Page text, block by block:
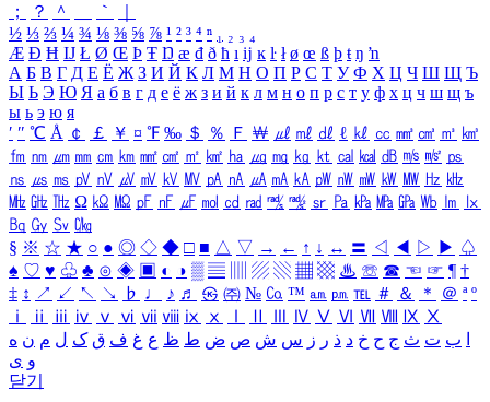
；
？ ＾ ｀
½ ⅓ ⅔ ¼ ¾ ⅛ ⅜ ⅝ ⅞ ¹ ² ³ ⁴ ⁿ ₁ ₂ ₃ ₄
Æ Ð Ħ Ĳ Ł Ø Œ Þ Ŧ Ŋ æ đ ð ħ ı ĳ ĸ ŀ ł ø œ ß þ ŧ ŋ ŉ
А Б В Г Д Е Ё Ж З И Й К Л М Н О П Р С Т У Ф Х Ц Ч Ш Щ Ъ
Ы Ь Э Ю Я а б в г д е ё ж з и й к л м н о п р с т у ф х ц ч ш щ ъ
ы ь э ю я
′ ″ ℃ Å ￠ ￡ ￥ ¤ ℉ ‰ ＄ ％ Ｆ ￦ ㎕ ㎖ ㎗ ℓ ㎘ ㏄ ㎣ ㎤ ㎥ ㎦
㎙ ㎚ ㎛ ㎜ ㎝ ㎞ ㎟ ㎠ ㎡ ㎢ ㏊ ㎍ ㎎ ㎏ ㏏ ㎈ ㎉ ㏈ ㎧ ㎨ ㎰
㎱ ㎲ ㎳ ㎴ ㎵ ㎶ ㎷ ㎸ ㎹ ㎀ ㎁ ㎂ ㎃ ㎄ ㎺ ㎻ ㎽ ㎾ ㎿ ㎐ ㎑
㎒ ㎓ ㎔ Ω ㏀ ㏁ ㎊ ㎋ ㎌ ㏖ ㏅ ㎭ ㎮ ㎯ ㏛ ㎩ ㎪ ㎫ ㎬ ㏝ ㏐
㏓
㏃ ㏉ ㏜ ㏆
§ ※ ☆ ★ ○ ● ◎ ◇ ◆ □ ■ △ ▽ → ← ↑ ↓ ↔ 〓 ◁ ◀ ▷ ▶ ♤
♠ ♡ ♥ ♧ ♣ ⊙ ◈ ▣ ◐ ◑ ▒ ▤ ▨ ▧ ▦ ▩ ♨ ☏ ☎ ☜ ☞ ¶ †
‡ ↕ ↗ ↙ ↖ ↘ ♭ ♩ ♪ ♬ ㉿ ㈜ № ㏇ ™ ㏂ ㏘ ℡ ＃ ＆ ＊ ＠ ª º
ⅰ
ⅱ ⅲ ⅳ ⅴ ⅵ ⅶ ⅷ ⅸ ⅹ Ⅳ Ⅴ Ⅵ Ⅶ Ⅷ Ⅸ Ⅹ
ب ت ث ج ح خ د ذ ر ز س ش ص ض ط ظ ع غ ف ق ک ل م ن ه
و ی
닫기